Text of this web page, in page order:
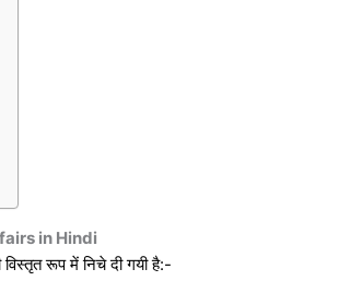
in Hindi
रूप में निचे दी गयी है:-